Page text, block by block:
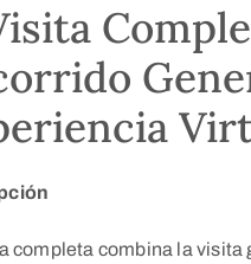
completa combina la visita